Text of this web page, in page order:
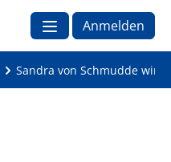
Anmelden
Sandra von Schmudde